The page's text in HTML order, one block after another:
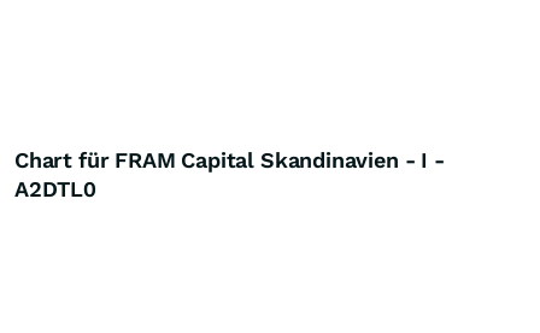
Chart für FRAM Capital Skandinavien - I -
A2DTL0